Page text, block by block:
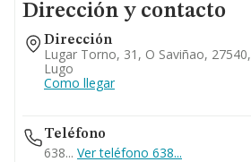
Dirección y contacto
Dirección
Lugar Torno, 31, O Saviñao, 27540,
Lugo
Como llegar
Teléfono
638... Ver teléfono 638...